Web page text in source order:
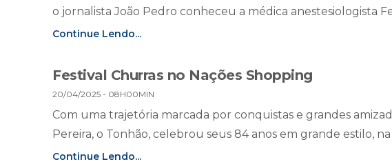
o jornalista João Pedro conheceu a médica anestesiologista
Continue Lendo...
Festival Churras no Nações Shopping
20/04/2025 - 08H00MIN
Com uma trajetória marcada por conquistas e grandes
Pereira, o Tonhão, celebrou seus 84 anos em grande estilo,
Continue Lendo...